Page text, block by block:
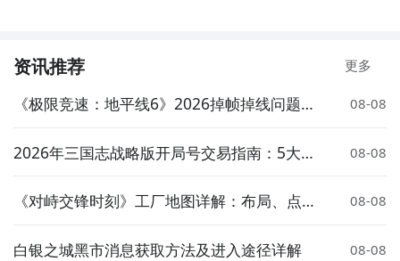
资讯推荐 更多
《极限竞速：地平线6》2026掉帧掉线问题深
08-08
2026年三国志战略版开局号交易指南：5大交
08-08
《对峙交锋时刻》工厂地图详解：布局、点位
08-08
白银之城黑市消息获取方法及进入途径详解 08-08